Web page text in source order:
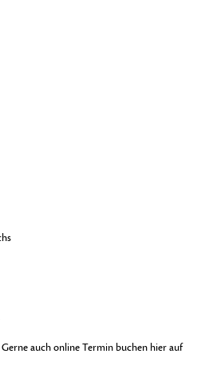
auch online Termin buchen hier auf